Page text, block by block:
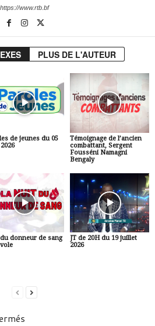
https://www.rtb.bf
PLUS DE L'AUTEUR
de jeunes du 05
Témoignage de l’ancien
combattant, Sergent
Fousséni Namagni
Bengaly
donneur de sang
JT de 20H du 19 juillet
2026